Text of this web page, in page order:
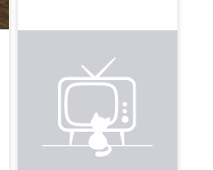
сподобалося. Гарно
упаковано. Бекончик
смачний 🥓 , вже
скоштував. Котлетки
піджарив теж — клас.
Дякую 🙏